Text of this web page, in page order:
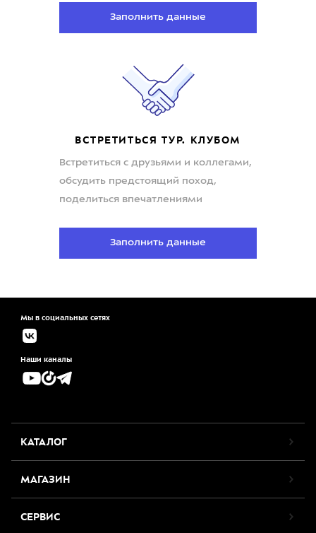
Заполнить данные
ВСТРЕТИТЬСЯ ТУР. КЛУБОМ
Встретиться с друзьями и коллегами,
обсудить предстоящий поход,
поделиться впечатлениями
Заполнить данные
Мы в социальных сетях
Наши каналы
КАТАЛОГ
МАГАЗИН
СЕРВИС